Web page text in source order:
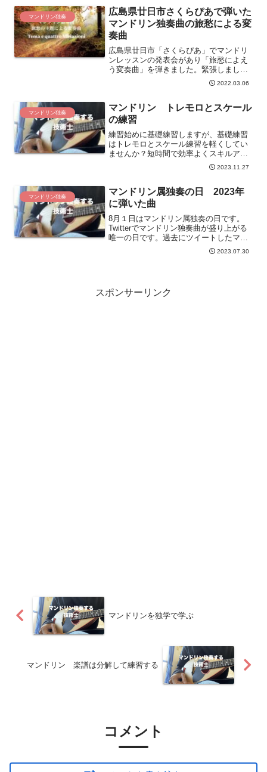
ます。
マンドリン独奏
広島県廿日市さくらぴあで弾いた
マンドリン独奏曲の旅愁による変
奏曲
広島県廿日市「さくらぴあ」でマンドリ
ンレッスンの発表会があり「旅愁によえ
う変奏曲」を弾きました。緊張しました
けど最後まで弾くことができ前年の発表
会のリベンジができました。旅愁による
ンドリン独奏曲で編曲した曲です。
2022.03.06
マンドリン独奏
マンドリン トレモロとスケール
の練習
練習始めに基礎練習しますが、基礎練習
はトレモロとスケール練習を軽くしてい
ませんか？短時間で効率よくスキルアッ
プできる右手だけのトレモロ練習とスケ
2023.11.27
マンドリン独奏
マンドリン属独奏の日 2023年
に弾いた曲
8月１日はマンドリン属独奏の日です。
Twitterでマンドリン独奏曲が盛り上がる
唯一の日です。過去にツイートしたマン
ドリン独奏曲を紹介します。なお、2023
年の曲は美しき我が子や何処です。
2023.07.30
スポンサーリンク
マンドリンを独学で学ぶ
マンドリン 楽譜は分解して練習する
コメント